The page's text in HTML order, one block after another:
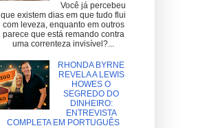
Você já percebeu
que existem dias em que tudo flui
com leveza, enquanto em outros
parece que está remando contra
uma correnteza invisível?...
RHONDA BYRNE
REVELA A LEWIS
HOWES O
SEGREDO DO
DINHEIRO:
ENTREVISTA
COMPLETA EM PORTUGUÊS